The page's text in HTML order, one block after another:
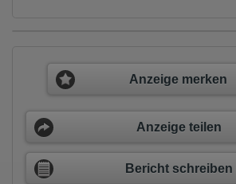
Erhobene Informationen zum
Sprache
Betriebssystem
Gerät (PC, Tablet-PC oder Smartphone)
Browser und alle verwendeten Add-ons
Auflösung des Computers
Besucherquelle (Facebook,
Anzeige merken
Anzeige teilen
Bericht schreiben